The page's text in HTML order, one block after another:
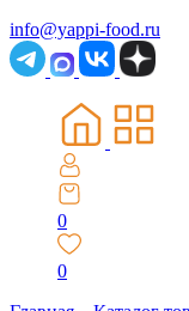
info@yappi-food.ru
0
0